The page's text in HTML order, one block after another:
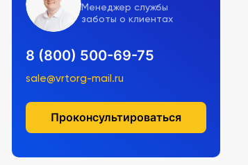
Менеджер службы
заботы о клиентах
8 (800) 500-69-75
sale@vrtorg-mail.ru
Проконсультироваться